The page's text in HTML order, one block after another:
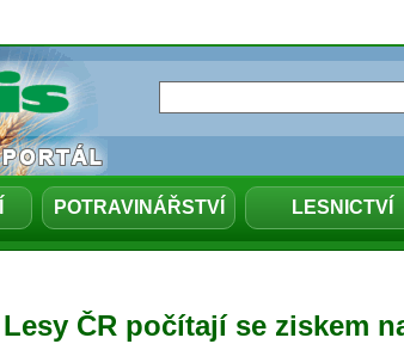
POTRAVINÁŘSTVÍ LESNICTVÍ
Lesy ČR počítají se ziskem